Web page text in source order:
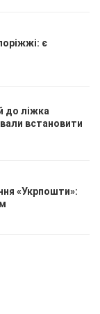
є
до ліжка
встановити
«Укрпошти»: